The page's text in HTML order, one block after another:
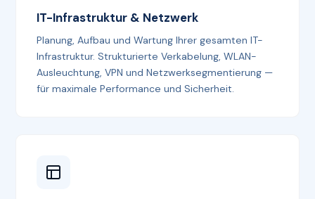
IT-Infrastruktur & Netzwerk
Planung, Aufbau und Wartung Ihrer gesamten IT-
Infrastruktur. Strukturierte Verkabelung, WLAN-
Ausleuchtung, VPN und Netzwerksegmentierung —
für maximale Performance und Sicherheit.